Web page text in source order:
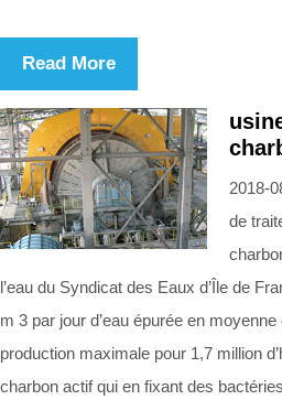
Read More
2018-
de
l’eau du Syndicat des Eaux d’Île de
m 3 par jour d’eau épurée en
production maximale pour 1,7 million
charbon actif qui en fixant des